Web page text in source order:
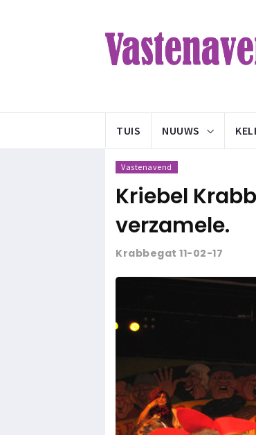
TUIS NUUWS
Vastenavend
Kriebel
verzamele.
Krabbegat 11-02-17